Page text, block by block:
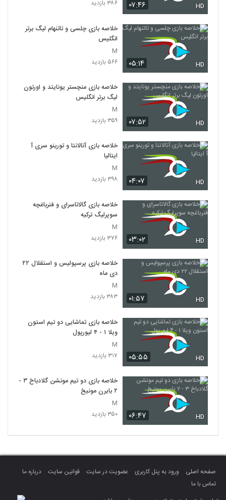
۰۷:۴۶ HD
۳۸۶ بازدید
۰۵:۱۴ HD
خلاصه بازی چلسی و تاتنهام لیگ برتر
انگلیس
M
۵۶۶ بازدید
۰۷:۵۲ HD
خلاصه بازی منچستر یونایتد و اورتون
لیگ برتر انگلیس
M
۳۵۹ بازدید
۰۴:۰۷ HD
خلاصه بازی آتالانتا و تورینو سری آ
ایتالیا
M
۳۹۸ بازدید
۰۳:۰۲ HD
خلاصه بازی گالاتاسرای و فنرباغچه
سوپرلیگ ترکیه
M
۳۷۶ بازدید
۰۱:۵۷ HD
خلاصه بازی پرسپولیس و استقلال ۲۲
دی ماه
M
۳۸۳ بازدید
۰۵:۵۵ HD
خلاصه بازی تماشایی دو تیم استون
ویلا ۱ - ۴ لیورپول
M
۳۱۷ بازدید
۰۶:۴۷ HD
خلاصه بازی دو تیم مونشن گلادباخ ۳ -
۲ بایرن مونیخ
M
۳۵۰ بازدید
صفحه اصلی ورود به پنل کاربری عضویت در سایت قوانین سایت
درباره ما
تماس با ما